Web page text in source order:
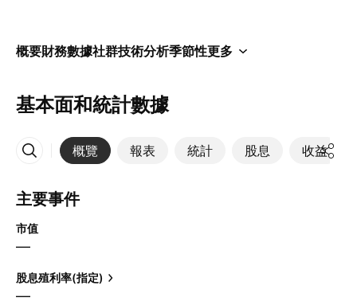
概要財務數據社群技術分析季節性更多
基本面和統計數據
概覽 報表 統計 股息 收益
更多
主要事件
市值
—
股息殖利率(指定)
—